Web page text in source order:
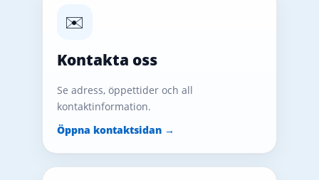
✉️
Kontakta oss
Se adress, öppettider och all
kontaktinformation.
Öppna kontaktsidan →